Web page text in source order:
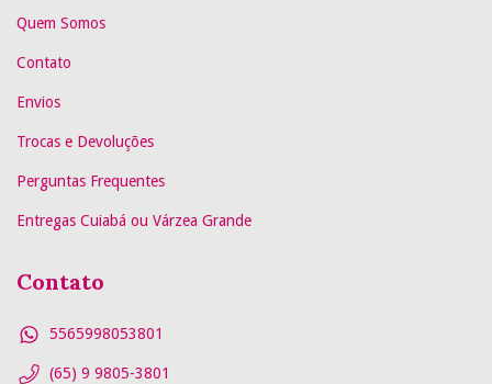
Quem Somos
Contato
Envios
Trocas e Devoluções
Perguntas Frequentes
Entregas Cuiabá ou Várzea Grande
Contato
5565998053801
(65) 9 9805-3801